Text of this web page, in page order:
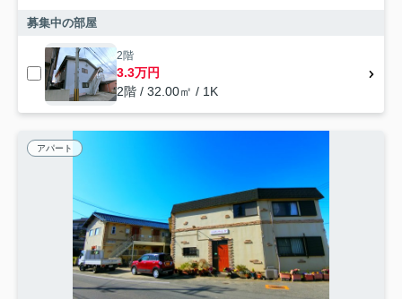
募集中の部屋
2階
3.3万円
2階 / 32.00㎡ / 1K
アパート